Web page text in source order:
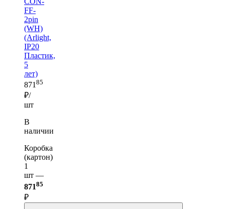
FF-
2pin
(WH)
(Arlight,
IP20
Пластик,
5
лет)
871 85
₽/
шт
В
наличии
Коробка
(картон)
1
шт —
87185
₽